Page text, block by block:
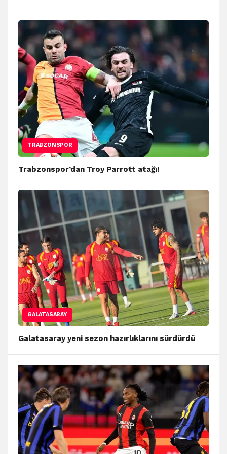
TRABZONSPOR
Trabzonspor’dan Troy Parrott atağı!
GALATASARAY
Galatasaray yeni sezon hazırlıklarını sürdürdü